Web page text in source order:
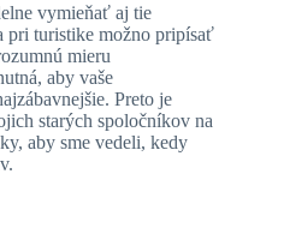
vymieňať aj tie
pri turistike možno pripísať
mieru
aby vaše
Preto je
starých spoločníkov na
aby sme vedeli, kedy